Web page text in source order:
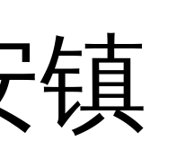
镇